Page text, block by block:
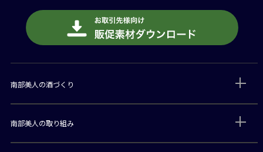
南部美人の酒づくり
南部美人の取り組み